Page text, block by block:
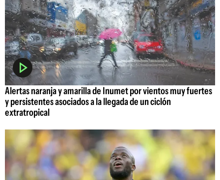
Alertas naranja y amarilla de Inumet por vientos muy fuertes
y persistentes asociados a la llegada de un ciclón
extratropical